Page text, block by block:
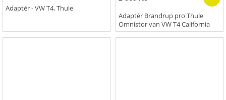
Adaptér - VW T4, Thule
Adaptér Brandrup pro Thule
Omnistor van VW T4 California